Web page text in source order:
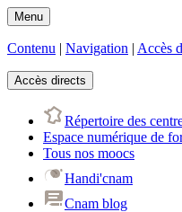
Menu
Contenu | Navigation | Accès
Accès directs
Répertoire des
Espace numérique de
Tous nos moocs
Handi'cnam
Cnam blog